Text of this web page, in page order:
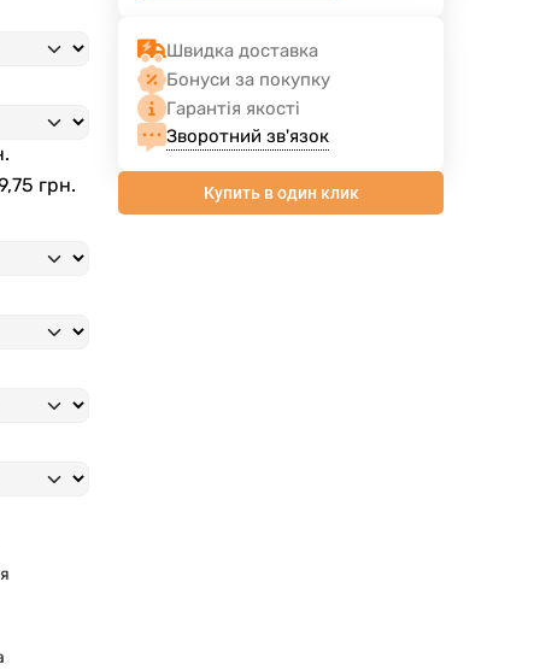
грн.
Швидка доставка
Бонуси за покупку
Гарантія якості
Зворотний зв'язок
Купить в один клик